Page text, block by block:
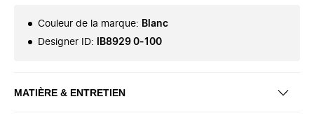
Couleur de la marque: Blanc
Designer ID: IB8929 0-100
MATIÈRE & ENTRETIEN